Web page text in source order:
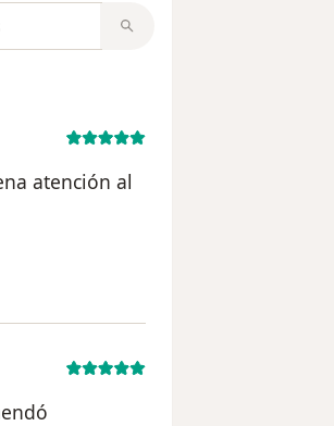
atención al
Alexander Ruiz